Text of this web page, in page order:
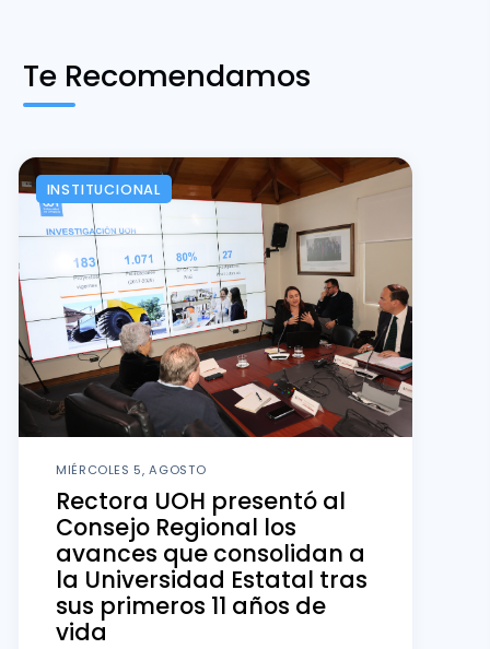
Te Recomendamos
INSTITUCIONAL
MIÉRCOLES 5, AGOSTO
Rectora UOH presentó al
Consejo Regional los
avances que consolidan a
la Universidad Estatal tras
sus primeros 11 años de
vida